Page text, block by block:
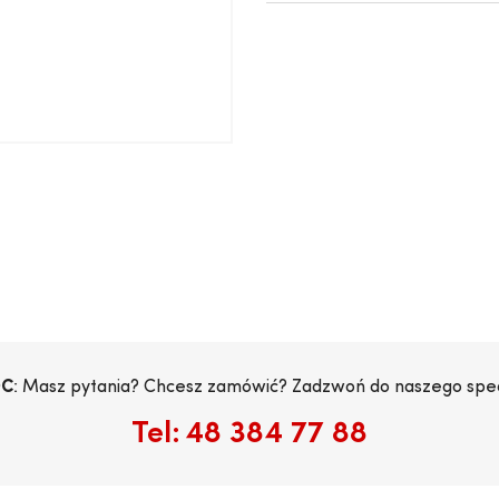
: Masz pytania? Chcesz zamówić? Zadzwoń do naszego
Tel: 48 384 77 88